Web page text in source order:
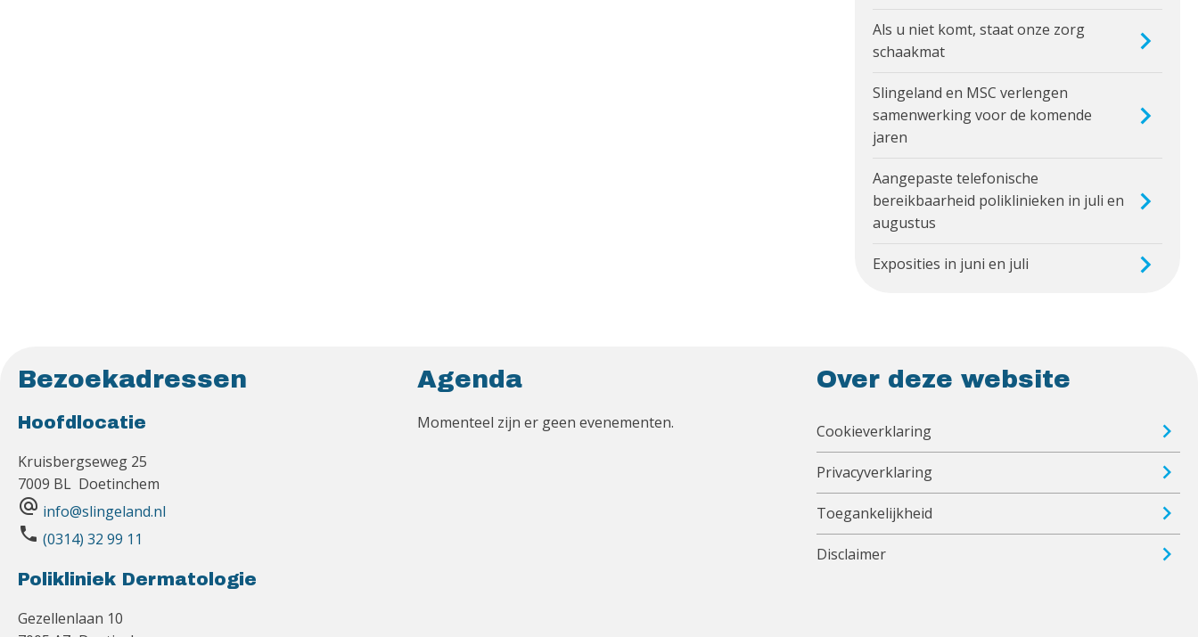
Als u niet komt, staat onze zorg
schaakmat
Slingeland en MSC verlengen
samenwerking voor de komende
jaren
Aangepaste telefonische
bereikbaarheid poliklinieken in juli en
augustus
Exposities in juni en juli
Bezoekadressen
Hoofdlocatie
Kruisbergseweg 25
7009 BL Doetinchem
alternate_email info@slingeland.nl
phone (0314) 32 99 11
Polikliniek Dermatologie
Gezellenlaan 10
Agenda
Momenteel zijn er geen evenementen.
Over deze website
Cookieverklaring
Privacyverklaring
Toegankelijkheid
Disclaimer